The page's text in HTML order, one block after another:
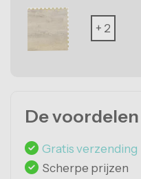
+ 2
De
Gratis verzending
Scherpe prijzen